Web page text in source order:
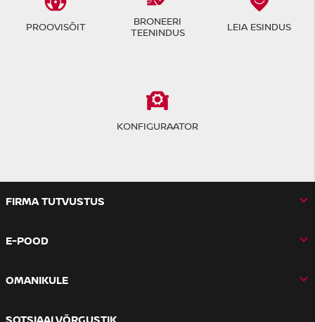
PROOVISÕIT
BRONEERI
TEENINDUS
LEIA ESINDUS
KONFIGURAATOR
FIRMA TUTVUSTUS
E-POOD
OMANIKULE